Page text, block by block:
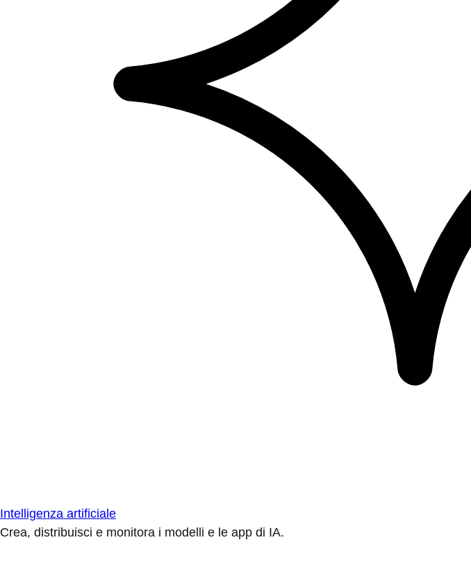
Intelligenza artificiale
Crea, distribuisci e monitora i modelli e le app di IA.